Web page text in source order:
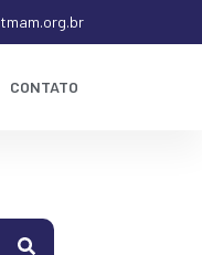
CONTATO